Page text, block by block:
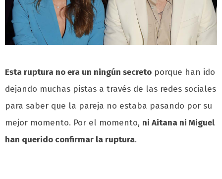
Esta ruptura no era un ningún secreto porque han ido
dejando muchas pistas a través de las redes sociales
para saber que la pareja no estaba pasando por su
mejor momento. Por el momento, ni Aitana ni Miguel
han querido confirmar la ruptura.